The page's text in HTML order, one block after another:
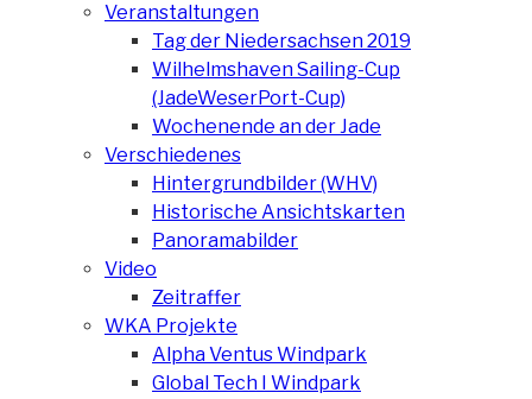
Veranstaltungen
Tag der Niedersachsen 2019
Wilhelmshaven Sailing-Cup
(JadeWeserPort-Cup)
Wochenende an der Jade
Verschiedenes
Hintergrundbilder (WHV)
Historische Ansichtskarten
Panoramabilder
Video
Zeitraffer
WKA Projekte
Alpha Ventus Windpark
Global Tech I Windpark